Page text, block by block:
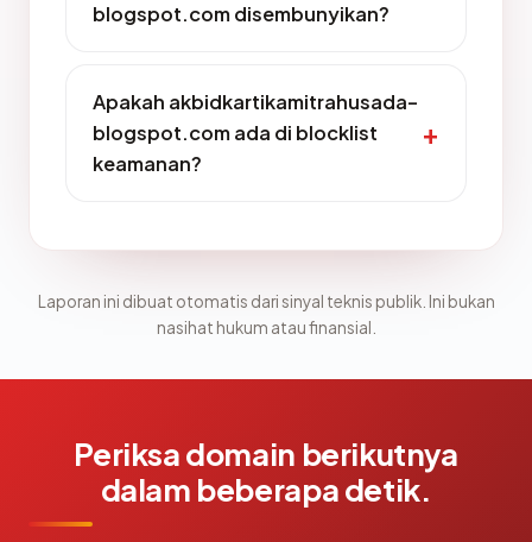
blogspot.com disembunyikan?
Apakah akbidkartikamitrahusada-
blogspot.com ada di blocklist
keamanan?
Laporan ini dibuat otomatis dari sinyal teknis publik. Ini bukan
nasihat hukum atau finansial.
Periksa domain berikutnya
dalam beberapa detik.